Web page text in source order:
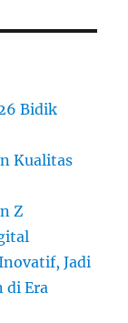
Bidik
Kualitas
Z
Jadi
di Era